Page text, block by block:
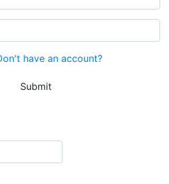
have an account?
Submit